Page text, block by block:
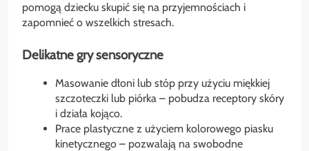
pomogą dziecku skupić się na przyjemnościach i
zapomnieć o wszelkich stresach.
Delikatne gry sensoryczne
Masowanie dłoni lub stóp przy użyciu miękkiej
szczoteczki lub piórka – pobudza receptory skóry
i działa kojąco.
Prace plastyczne z użyciem kolorowego piasku
kinetycznego – pozwalają na swobodne